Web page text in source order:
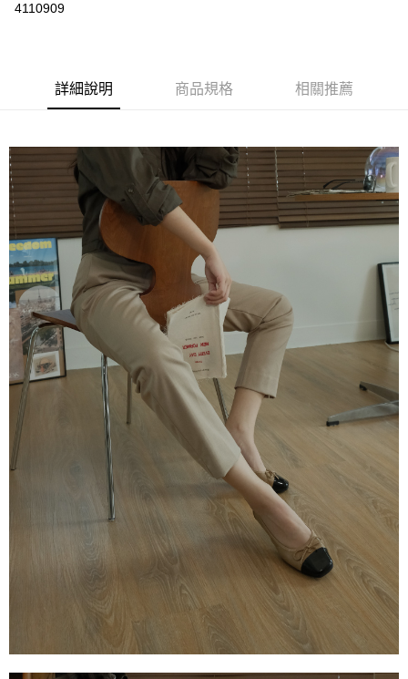
AFTEE先享後付
便利好安心！
【「AFTEE先享後付」結帳流程】
１．於結帳方式選擇「AFTEE先享後付」後，將跳轉至「AFTEE先享後付」
結帳頁面，進行簡訊認證並確認金額後，即可完成結帳。
２．訂單成立數日內，您將收到繳費通知簡訊。
３．收到繳費通知簡訊後14天內，點擊此簡訊中的連結，可透過四大超商／
ATM／網路銀行／等多元方式進行付款，方視為交易完成。
※ 請注意：結帳手續完成當下不需立刻繳費，但若您需要取消訂單，請聯絡
購買商品的店家。未經商家同意取消之訂單仍視為有效，需透過AFTEE先享
後付繳納相關費用。
※ 交易是否成功請以「AFTEE先享後付 」之結帳頁面顯示為準，若有關於
是否繳費成功／繳費後需取消欲退款等相關疑問，請聯繫「AFTEE先享後付
客戶支援中心」https://netprotections.freshdesk.com/support/home
【注意事項】
１．透過由恩沛科技股份有限公司提供之「AFTEE先享後付」服務完成之交
易，需依本服務之必要範圍內提供個人資料，並將交易相關給付款項請求債
權轉讓予恩沛科技股份有限公司。
２．關於個人資料處理事宜，請瀏覽以下網址：
https://aftee.tw/terms/#terms3
３．未成年的使用者請事先徵得法定代理人或監護人之同意方可使用
「AFTEE先享後付」，若未經同意申辦者引起之損失，本公司不負相關責
４．使用「AFTEE先享後付」時，將依據個別帳號之用戶狀況，依本公司即
時審查核予不同之上限額度；若仍有額度不足之情形，本公司將視審查結果
請求用戶進行身份認證。
５．嚴禁一人註冊多個帳號或使用他人資訊註冊。若發現惡意使用之情形，
恩沛科技股份有限公司將有權停止該用戶之使用額度並採取法律行動。
運送方式
每筆NT$60，滿NT$800(含以上)免運費
付款後全家取貨
每筆NT$60，滿NT$800(含以上)免運費
7-11取貨付款
每筆NT$60，滿NT$800(含以上)免運費
付款後7-11取貨
每筆NT$60，滿NT$800(含以上)免運費
宅配
每筆NT$60，滿NT$800(含以上)免運費
外島宅配
每筆NT$255
查看運費
4110909
詳細說明 商品規格 相關推薦